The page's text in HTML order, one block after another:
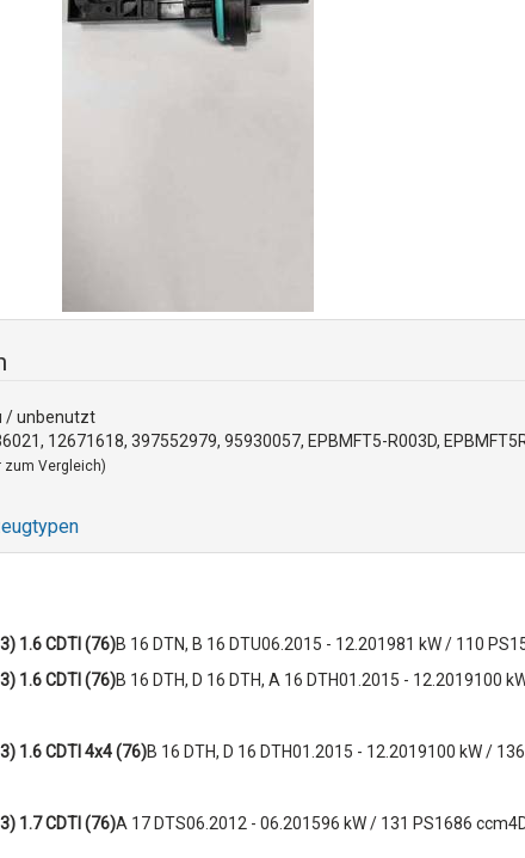
/ unbenutzt
12671618, 397552979, 95930057, EPBMFT5-R003D,
zum Vergleich)
1.6 CDTI (76)B 16 DTN, B 16 DTU06.2015 - 12.201981 kW / 110
1.6 CDTI (76)B 16 DTH, D 16 DTH, A 16 DTH01.2015 - 12.2019100
1.6 CDTI 4x4 (76)B 16 DTH, D 16 DTH01.2015 - 12.2019100 kW /
1.7 CDTI (76)A 17 DTS06.2012 - 06.201596 kW / 131 PS1686